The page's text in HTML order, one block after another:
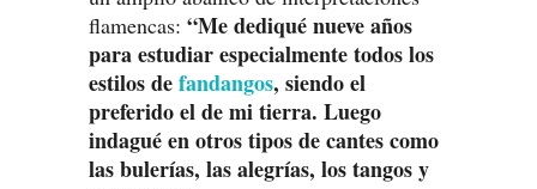
flamencas: “Me dediqué nueve años
para estudiar especialmente todos los
estilos defandangos, siendo el
preferido el de mi tierra. Luego
indagué en otros tipos de cantes como
las bulerías, las alegrías, los tangos y